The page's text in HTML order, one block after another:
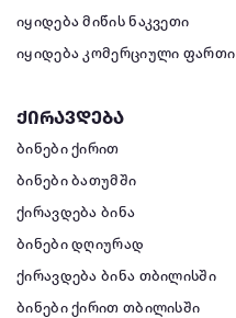
იყიდება მიწის ნაკვეთი
იყიდება კომერციული ფართი
ქირავდება
ბინები ქირით
ბინები ბათუმში
ქირავდება ბინა
ბინები დღიურად
ქირავდება ბინა თბილისში
ბინები ქირით თბილისში